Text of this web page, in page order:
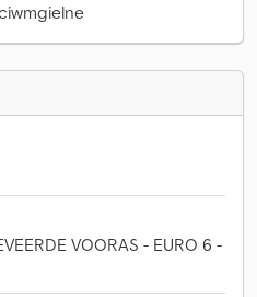
VOORAS - EURO 6 -